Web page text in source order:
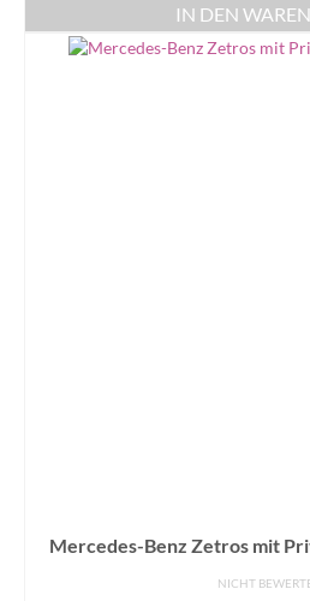
IN DEN
Mercedes-Benz Zetros mit
NICHT